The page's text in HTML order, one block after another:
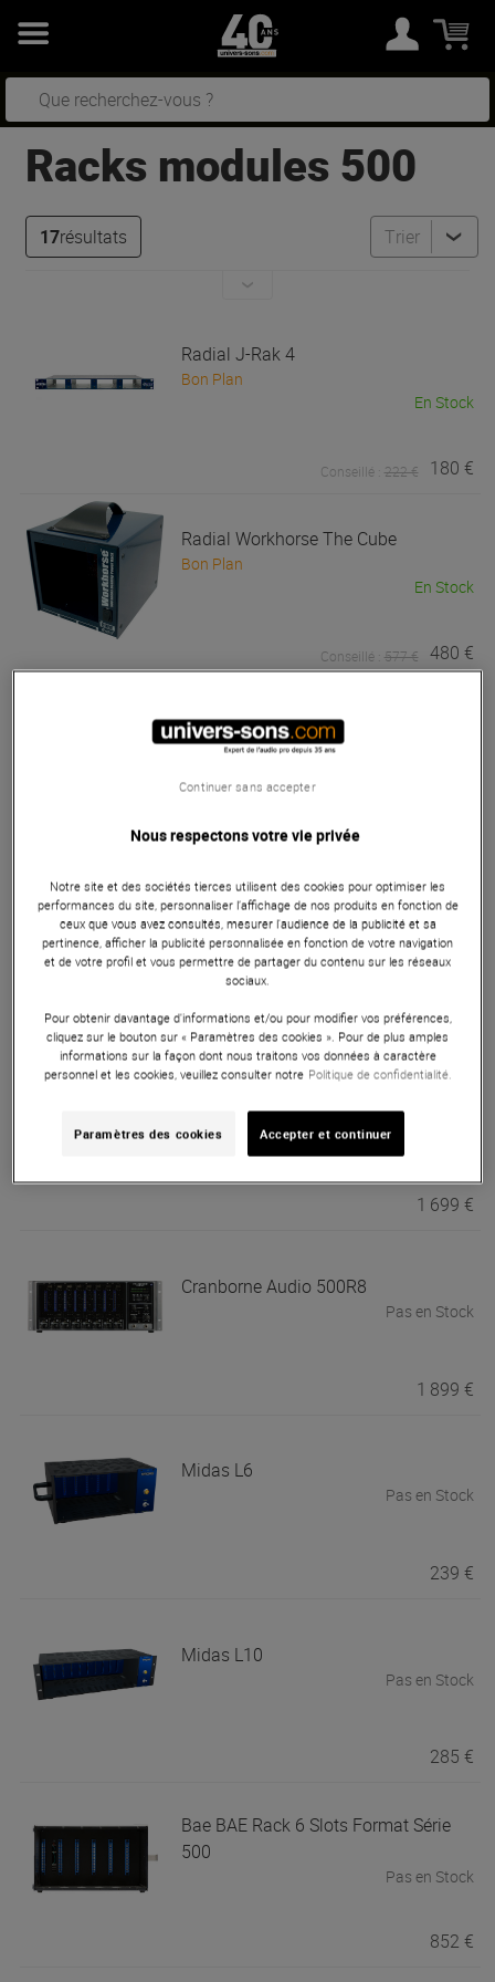
Racks modules 500
17résultats Trier
RadialJ-Rak 4
Bon Plan
En Stock
Conseillé : 222 € 180 €
RadialWorkhorse The Cube
Bon Plan
En Stock
Conseillé : 577 € 480 €
Api500-6B Lunch Box
RadialJ-Rak 8
Pas en Stock
288 €
Pas en Stock
1 699 €
Cranborne Audio 500R8
Pas en Stock
1 899 €
Midas L6
Pas en Stock
239 €
Midas L10
Pas en Stock
285 €
Bae BAE Rack 6 Slots Format Série
500
Pas en Stock
852 €
Nous respectons votre vie privée
Notre site et des sociétés tierces utilisent des cookies pour optimiser les
performances du site, personnaliser l’affichage de nos produits en fonction de
ceux que vous avez consultés, mesurer l'audience de la publicité et sa
pertinence, afficher la publicité personnalisée en fonction de votre navigation
et de votre profil et vous permettre de partager du contenu sur les réseaux
sociaux.
Pour obtenir davantage d'informations et/ou pour modifier vos préférences,
cliquez sur le bouton sur « Paramètres des cookies ». Pour de plus amples
informations sur la façon dont nous traitons vos données à caractère
personnel et les cookies, veuillez consulter notre Politique de confidentialité.
Paramètres des cookies Accepter et continuer
Continuer sans accepter